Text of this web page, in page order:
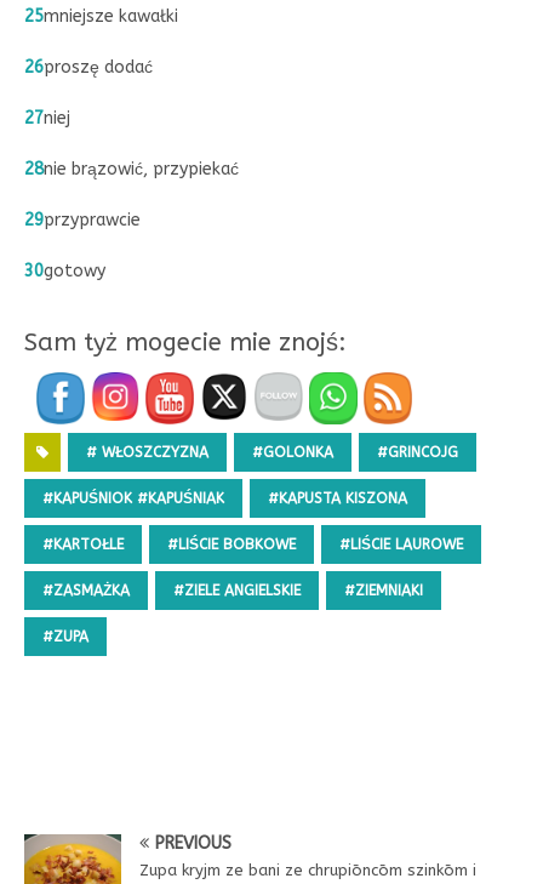
25mniejsze kawałki
26proszę dodać
27niej
28nie brązowić, przypiekać
29przyprawcie
30gotowy
Sam tyż mogecie mie znojś:
# WŁOSZCZYZNA #GOLONKA #GRINCOJG
#KAPUŚNIOK #KAPUŚNIAK #KAPUSTA KISZONA
#KARTOŁLE #LIŚCIE BOBKOWE #LIŚCIE LAUROWE
#ZASMAŻKA #ZIELE ANGIELSKIE #ZIEMNIAKI
#ZUPA
PREVIOUS
Zupa kryjm ze bani ze chrupiōncōm szinkōm i